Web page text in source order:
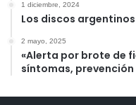
1 diciembre, 2024
Los discos
2 mayo, 2025
«Alerta por brote de
síntomas,